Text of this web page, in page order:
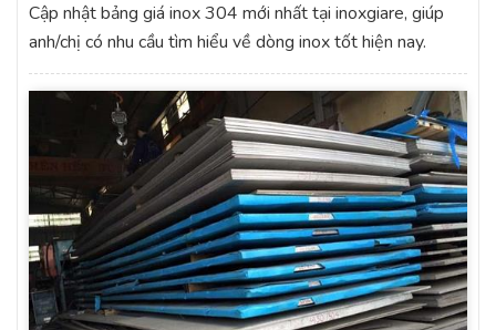
Cập nhật bảng giá inox 304 mới nhất tại inoxgiare, giúp
anh/chị có nhu cầu tìm hiểu về dòng inox tốt hiện nay.